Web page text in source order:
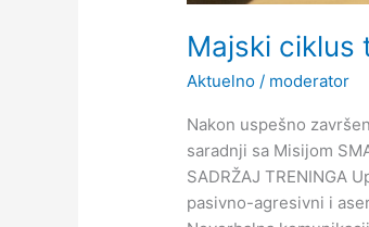
Majski ciklus
Aktuelno / moderator
Nakon uspešno
saradnji sa Misijom
SADRŽAJ TRENINGA
pasivno-agresivni i